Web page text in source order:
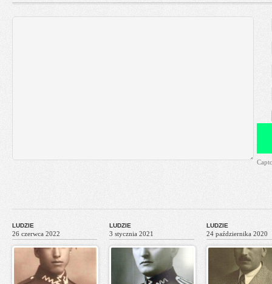
LUDZIE
26 czerwca 2022
LUDZIE
3 stycznia 2021
LUDZIE
24 października 2020